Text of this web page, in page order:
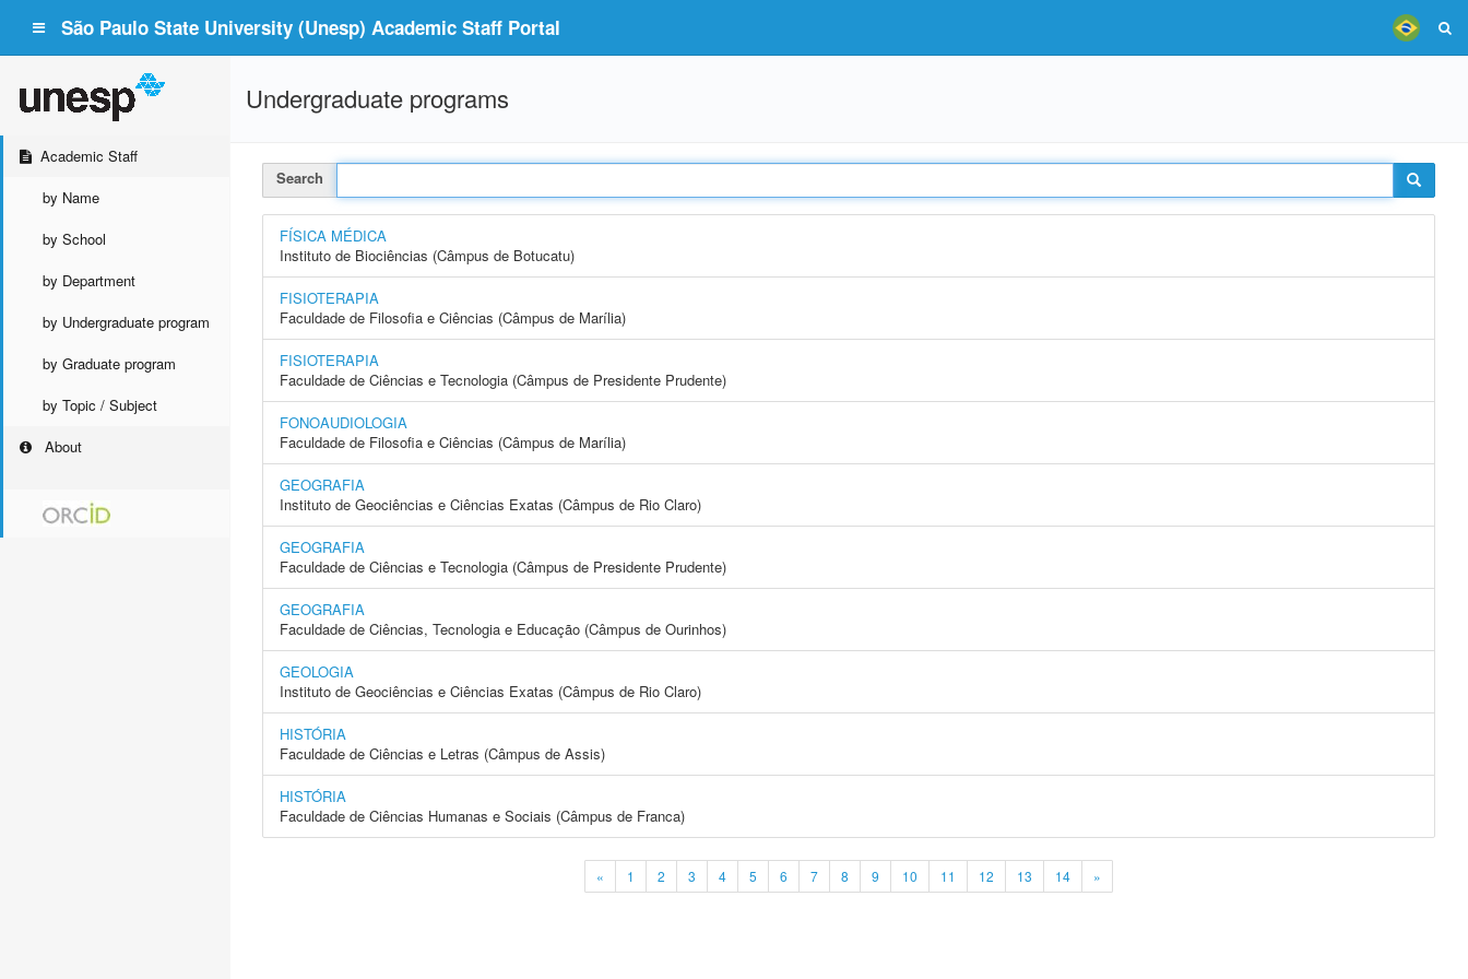
São Paulo State University (Unesp) Academic Staff Portal
Academic Staff
by Name
by School
by Department
by Undergraduate program
by Graduate program
by Topic / Subject
About
Undergraduate programs
Search
FÍSICA MÉDICA
Instituto de Biociências (Câmpus de Botucatu)
FISIOTERAPIA
Faculdade de Filosofia e Ciências (Câmpus de Marília)
FISIOTERAPIA
Faculdade de Ciências e Tecnologia (Câmpus de Presidente Prudente)
FONOAUDIOLOGIA
Faculdade de Filosofia e Ciências (Câmpus de Marília)
GEOGRAFIA
Instituto de Geociências e Ciências Exatas (Câmpus de Rio Claro)
GEOGRAFIA
Faculdade de Ciências e Tecnologia (Câmpus de Presidente Prudente)
GEOGRAFIA
Faculdade de Ciências, Tecnologia e Educação (Câmpus de Ourinhos)
GEOLOGIA
Instituto de Geociências e Ciências Exatas (Câmpus de Rio Claro)
HISTÓRIA
Faculdade de Ciências e Letras (Câmpus de Assis)
HISTÓRIA
Faculdade de Ciências Humanas e Sociais (Câmpus de Franca)
« 1 2 3 4 5 6 7 8 9 10 11 12 13 14 »